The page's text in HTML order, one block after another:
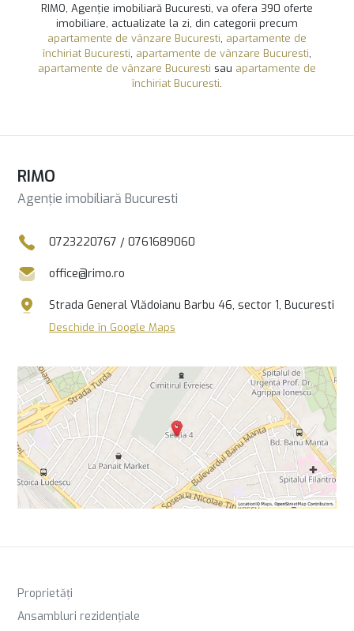
RIMO, Agenție imobiliară Bucuresti, va ofera 390 oferte
imobiliare, actualizate la zi, din categorii precum
apartamente de vânzare Bucuresti, apartamente de
închiriat Bucuresti, apartamente de vânzare Bucuresti,
apartamente de vânzare Bucuresti sau apartamente de
închiriat Bucuresti.
RIMO
Agenție imobiliară Bucuresti
0723220767 / 0761689060
office@rimo.ro
Strada General Vlădoianu Barbu 46, sector 1, Bucuresti
Deschide în Google Maps
Proprietăți
Ansambluri rezidențiale